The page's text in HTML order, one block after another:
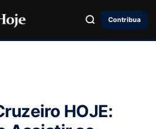
Contribua
HOJE: